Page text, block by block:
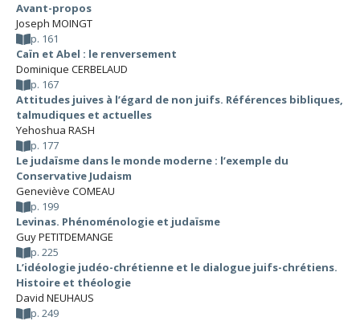
Avant-propos
Joseph MOINGT
p. 161
Caïn et Abel : le renversement
Dominique CERBELAUD
p. 167
Attitudes juives à l’égard de non juifs. Références bibliques,
talmudiques et actuelles
Yehoshua RASH
p. 177
Le judaïsme dans le monde moderne : l’exemple du
Conservative Judaism
Geneviève COMEAU
p. 199
Levinas. Phénoménologie et judaïsme
Guy PETITDEMANGE
p. 225
L’idéologie judéo-chrétienne et le dialogue juifs-chrétiens.
Histoire et théologie
David NEUHAUS
p. 249